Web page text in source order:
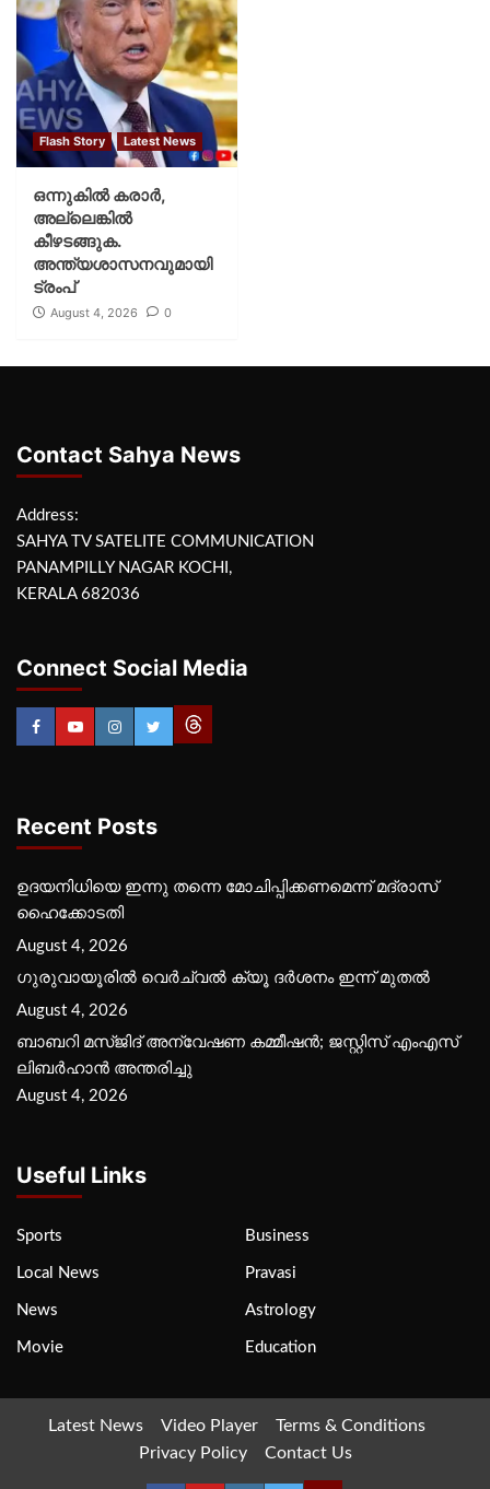
Flash Story Latest News
ഒന്നുകില്‍ കരാര്‍,
അല്ലെങ്കില്‍
കീഴടങ്ങുക.
അന്ത്യശാസനവുമായി
ട്രംപ്
August 4, 2026 0
Contact Sahya News
Address:
SAHYA TV SATELITE COMMUNICATION
PANAMPILLY NAGAR KOCHI,
KERALA 682036
Connect Social Media
Recent Posts
ഉദയനിധിയെ ഇന്നു തന്നെ മോചിപ്പിക്കണമെന്ന് മദ്രാസ്
ഹൈക്കോടതി
August 4, 2026
ഗുരുവായൂരില്‍ വെര്‍ച്വല്‍ ക്യൂ ദര്‍ശനം ഇന്ന് മുതല്‍
August 4, 2026
ബാബറി മസ്ജിദ് അന്വേഷണ കമ്മീഷന്‍; ജസ്റ്റിസ് എംഎസ്
ലിബര്‍ഹാന്‍ അന്തരിച്ചു
August 4, 2026
Useful Links
Sports Business
Local News Pravasi
News Astrology
Movie Education
Latest News Video Player
Terms & Conditions
Privacy Policy
Contact Us